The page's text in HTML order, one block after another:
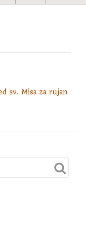
sv. Misa za rujan